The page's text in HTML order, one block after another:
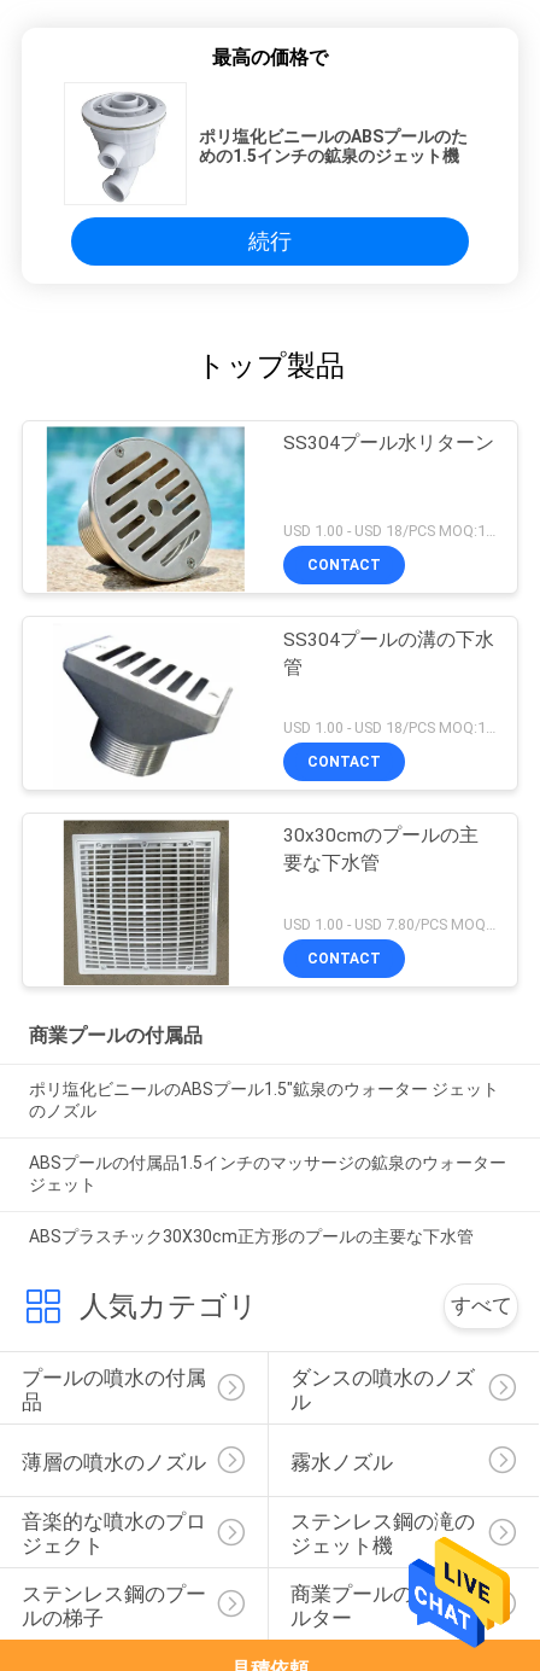
最高の価格で
ポリ塩化ビニールのABSプールのた
めの1.5インチの鉱泉のジェット機
続行
トップ製品
SS304プール水リターン
USD 1.00 - USD 18/PCS MOQ:1 PC
CONTACT
SS304プールの溝の下水
管
USD 1.00 - USD 18/PCS MOQ:1 PC
CONTACT
30x30cmのプールの主
要な下水管
USD 1.00 - USD 7.80/PCS MOQ:1 PC
CONTACT
商業プールの付属品
ポリ塩化ビニールのABSプール1.5"鉱泉のウォーター ジェット
のノズル
ABSプールの付属品1.5インチのマッサージの鉱泉のウォーター
ジェット
ABSプラスチック30X30cm正方形のプールの主要な下水管
人気カテゴリ すべて
プールの噴水の付属
品
ダンスの噴水のノズ
ル
薄層の噴水のノズル 霧水ノズル
音楽的な噴水のプロ
ジェクト
ステンレス鋼の滝の
ジェット機
ステンレス鋼のプー
ルの梯子
商業プールの砂フィ
ルター